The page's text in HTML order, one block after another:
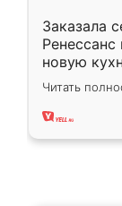
Заказала
Ренессанс
новую
вполне
два года,
Читать